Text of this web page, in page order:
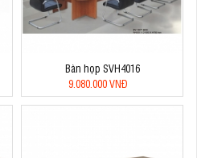
Bàn họp SVH4016
9.080.000 VNĐ